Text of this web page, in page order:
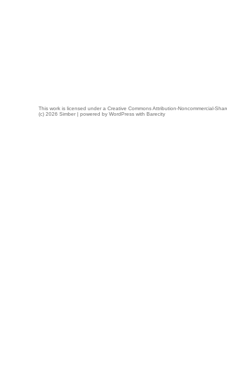
This work is licensed under a Creative Commons Attribution-Noncommercial-
(c) 2026 Simber | powered by WordPress with Barecity